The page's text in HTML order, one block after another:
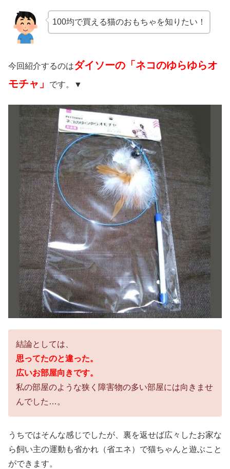
100均で買える猫のおもちゃを知りたい！
今回紹介するのはダイソーの「ネコのゆらゆらオ
モチャ」
です。▼
結論としては、
思ってたのと違った。
広いお部屋向きです。
私の部屋のような狭く障害物の多い部屋には向きませ
んでした…。
うちではそんな感じでしたが、裏を返せば広々したお家な
ら飼い主の運動も省かれ（省エネ）で猫ちゃんと遊ぶこと
ができます。